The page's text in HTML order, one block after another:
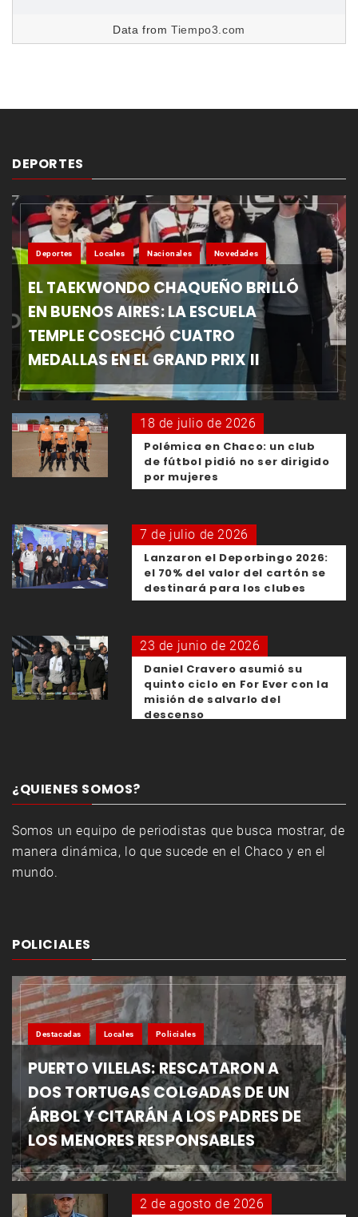
Data fromTiempo3.com
DEPORTES
Deportes Locales Nacionales Novedades
EL TAEKWONDO CHAQUEÑO BRILLÓ
EN BUENOS AIRES: LA ESCUELA
TEMPLE COSECHÓ CUATRO
MEDALLAS EN EL GRAND PRIX II
18 de julio de 2026
Polémica en Chaco: un club
de fútbol pidió no ser dirigido
por mujeres
7 de julio de 2026
Lanzaron el Deporbingo 2026:
el 70% del valor del cartón se
destinará para los clubes
23 de junio de 2026
Daniel Cravero asumió su
quinto ciclo en For Ever con la
misión de salvarlo del
descenso
¿QUIENES SOMOS?
Somos un equipo de periodistas que busca mostrar, de
manera dinámica, lo que sucede en el Chaco y en el
mundo.
POLICIALES
Destacadas Locales Policiales
PUERTO VILELAS: RESCATARON A
DOS TORTUGAS COLGADAS DE UN
ÁRBOL Y CITARÁN A LOS PADRES DE
LOS MENORES RESPONSABLES
2 de agosto de 2026